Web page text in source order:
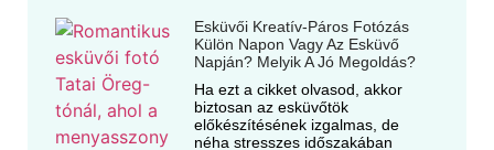
Esküvői Kreatív-Páros Fotózás
Külön Napon Vagy Az Esküvő
Napján? Melyik A Jó Megoldás?
Ha ezt a cikket olvasod, akkor
biztosan az esküvőtök
előkészítésének izgalmas, de
néha stresszes időszakában